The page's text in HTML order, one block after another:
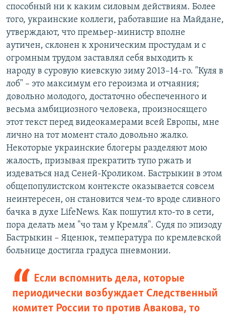
способный ни к каким силовым действиям. Более
того, украинские коллеги, работавшие на Майдане,
утверждают, что премьер-министр вполне
аутичен, склонен к хроническим простудам и с
огромным трудом заставлял себя выходить к
народу в суровую киевскую зиму 2013–14-го. "Куля в
лоб" – это максимум его героизма и отчаяния;
довольно молодого, достаточно обеспеченного и
весьма амбициозного человека, произносящего
этот текст перед видеокамерами всей Европы, мне
лично на тот момент стало довольно жалко.
Некоторые украинские блогеры разделяют мою
жалость, призывая прекратить тупо ржать и
издеваться над Сеней-Кроликом. Бастрыкин в этом
общепопулистском контексте оказывается совсем
неинтересен, он становится чем-то вроде сливного
бачка в духе LifeNews. Как пошутил кто-то в сети,
пора делать мем "чо там у Кремля". Судя по эпизоду
Бастрыкин – Яценюк, температура по кремлевской
больнице достигла градуса пневмонии.
Если вспомнить дела, которые
периодически возбуждает Следственный
комитет России то против Авакова, то